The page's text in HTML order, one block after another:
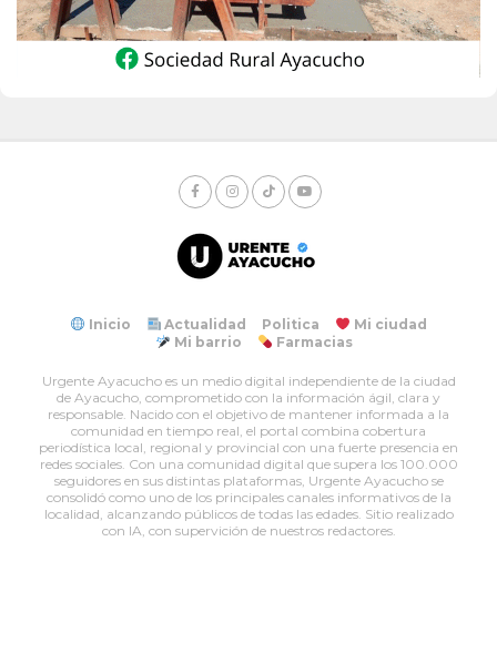
Inicio Actualidad Politica
Mi ciudad
Mi barrio
Farmacias
Urgente Ayacucho es un medio digital independiente de la ciudad
de Ayacucho, comprometido con la información ágil, clara y
responsable. Nacido con el objetivo de mantener informada a la
comunidad en tiempo real, el portal combina cobertura
periodística local, regional y provincial con una fuerte presencia en
redes sociales. Con una comunidad digital que supera los 100.000
seguidores en sus distintas plataformas, Urgente Ayacucho se
consolidó como uno de los principales canales informativos de la
localidad, alcanzando públicos de todas las edades. Sitio realizado
con IA, con supervición de nuestros redactores.